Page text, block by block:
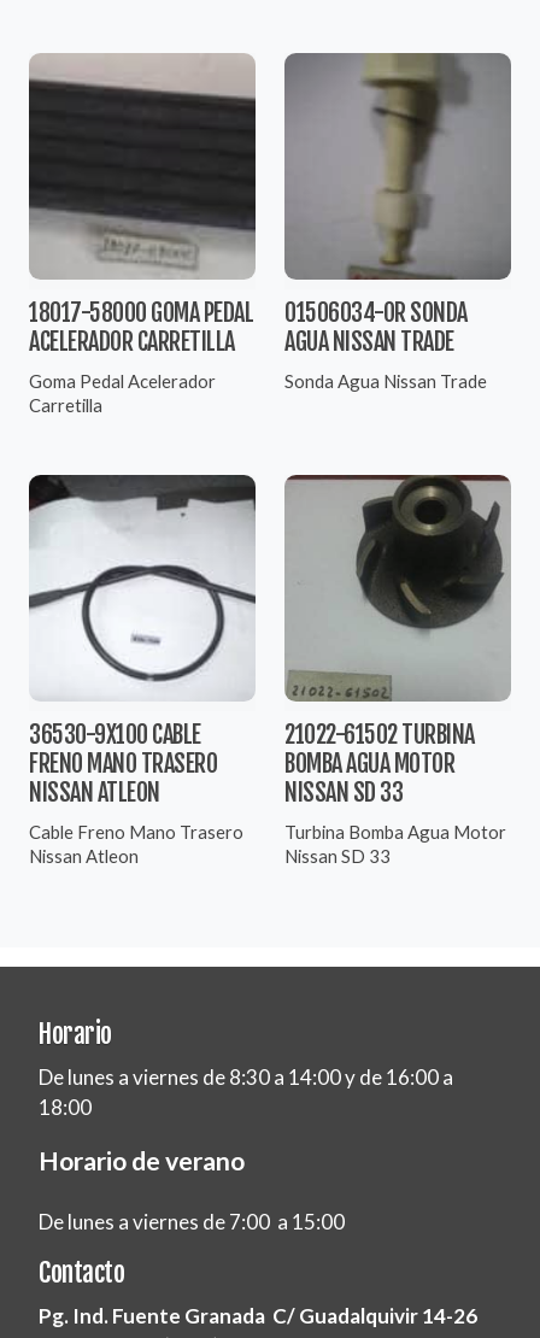
18017-58000 GOMA PEDAL
ACELERADOR CARRETILLA
Goma Pedal Acelerador
Carretilla
01506034-OR SONDA
AGUA NISSAN TRADE
Sonda Agua Nissan Trade
36530-9X100 CABLE
FRENO MANO TRASERO
NISSAN ATLEON
Cable Freno Mano Trasero
Nissan Atleon
21022-61502 TURBINA
BOMBA AGUA MOTOR
NISSAN SD 33
Turbina Bomba Agua Motor
Nissan SD 33
Horario
De lunes a viernes de 8:30 a 14:00 y de 16:00 a
18:00
Horario de verano
De lunes a viernes de 7:00 a 15:00
Contacto
Pg. Ind. Fuente Granada C/ Guadalquivir 14-26